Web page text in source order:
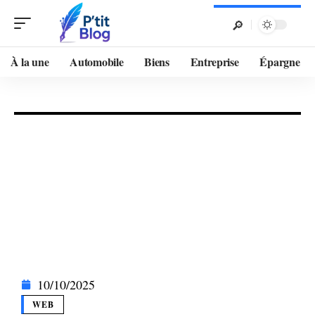
À la une Automobile Biens Entreprise Épargne
10/10/2025
WEB